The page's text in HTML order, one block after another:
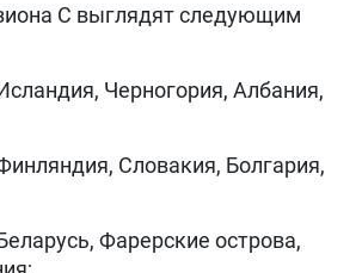
С выглядят следующим
Черногория, Албания,
Словакия, Болгария,
Фарерские острова,